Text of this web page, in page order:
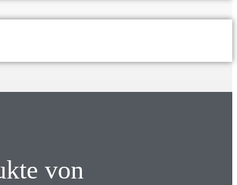
von